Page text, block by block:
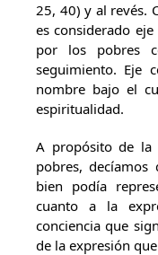
25, 40) y al revés.
es considerado
por los pobres
seguimiento. Eje
nombre bajo el
espiritualidad.
A propósito de la
pobres,
bien podía
cuanto a la
conciencia que
de la expresión